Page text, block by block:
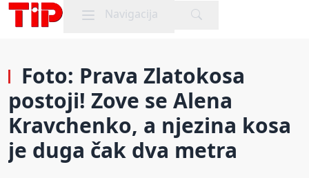
Mobile menu
Navigacija
Foto: Prava Zlatokosa
postoji! Zove se Alena
Kravchenko, a njezina kosa
je duga čak dva metra